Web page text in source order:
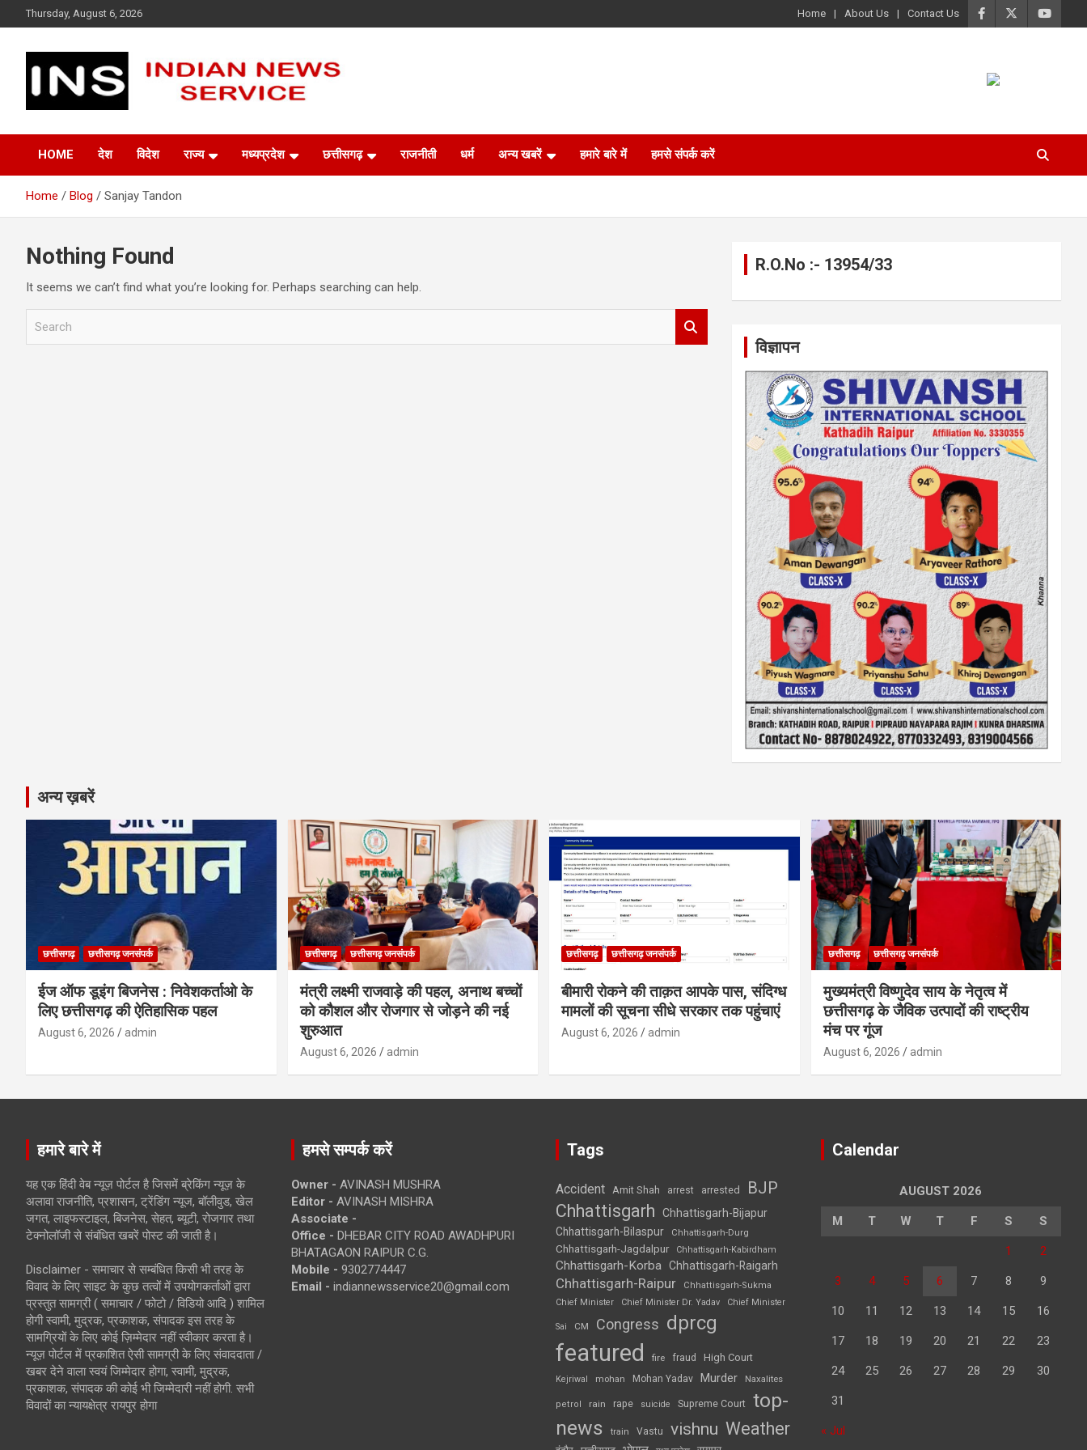
to
Thursday, August 6, 2026 Home About Us Contact Us
Indian News Service
HOME देश विदेश राज्य मध्यप्रदेश छत्तीसगढ़ राजनीती धर्म अन्य खबरें हमारे बारे में हमसे संपर्क करें
Home Blog Sanjay Tandon
Nothing Found
It seems we can’t find what you’re looking for. Perhaps searching can help.
R.O.No :- 13954/33
विज्ञापन
अन्य ख़बरें
छत्तीसगढ़ छत्तीसगढ़ जनसंपर्क
ईज ऑफ डूइंग बिजनेस : निवेशकर्ताओ के
लिए छत्तीसगढ़ की ऐतिहासिक पहल
August 6, 2026 admin
छत्तीसगढ़ छत्तीसगढ़ जनसंपर्क
मंत्री लक्ष्मी राजवाड़े की पहल, अनाथ बच्चों
को कौशल और रोजगार से जोड़ने की नई
शुरुआत
August 6, 2026 admin
छत्तीसगढ़ छत्तीसगढ़ जनसंपर्क
बीमारी रोकने की ताक़त आपके पास, संदिग्ध
मामलों की सूचना सीधे सरकार तक पहुंचाएं
August 6, 2026 admin
छत्तीसगढ़ छत्तीसगढ़ जनसंपर्क
मुख्यमंत्री विष्णुदेव साय के नेतृत्व में
छत्तीसगढ़ के जैविक उत्पादों की राष्ट्रीय
मंच पर गूंज
August 6, 2026 admin
हमारे बारे में
यह एक हिंदी वेब न्यूज़ पोर्टल है जिसमें ब्रेकिंग न्यूज़ के
अलावा राजनीति, प्रशासन, ट्रेंडिंग न्यूज, बॉलीवुड, खेल
जगत, लाइफस्टाइल, बिजनेस, सेहत, ब्यूटी, रोजगार तथा
टेक्नोलॉजी से संबंधित खबरें पोस्ट की जाती है।
Disclaimer - समाचार से सम्बंधित किसी भी तरह के
विवाद के लिए साइट के कुछ तत्वों में उपयोगकर्ताओं द्वारा
प्रस्तुत सामग्री ( समाचार / फोटो / विडियो आदि ) शामिल
होगी स्वामी, मुद्रक, प्रकाशक, संपादक इस तरह के
सामग्रियों के लिए कोई ज़िम्मेदार नहीं स्वीकार करता है।
न्यूज़ पोर्टल में प्रकाशित ऐसी सामग्री के लिए संवाददाता /
खबर देने वाला स्वयं जिम्मेदार होगा, स्वामी, मुद्रक,
प्रकाशक, संपादक की कोई भी जिम्मेदारी नहीं होगी. सभी
विवादों का न्यायक्षेत्र रायपुर होगा
हमसे सम्पर्क करें
Owner - AVINASH MUSHRA
Editor - AVINASH MISHRA
Associate -
Office - DHEBAR CITY ROAD AWADHPURI
BHATAGAON RAIPUR C.G.
Mobile - 9302774447
Email - indiannewsservice20@gmail.com
Tags
Accident Amit Shah arrest arrested BJP
Chhattisgarh
Chhattisgarh-Bijapur
Chhattisgarh-Bilaspur
Chhattisgarh-Durg
Chhattisgarh-Jagdalpur Chhattisgarh-Kabirdham
Chhattisgarh-Korba Chhattisgarh-Raigarh
Chhattisgarh-Raipur
Chhattisgarh-Sukma
Chief Minister
Chief Minister Dr. Yadav Chief Minister
Sai CM Congress dprcg
featured fire fraud High Court
Kejriwal mohan Mohan Yadav Murder Naxalites
petrol rain rape suicide Supreme Court top-
news
train Vastu vishnu Weather
Calendar
AUGUST 2026
M T W T F S S
1 2
3 4 5 6 7 8 9
10 11 12 13 14 15 16
17 18 19 20 21 22 23
24 25 26 27 28 29 30
31
« Jul